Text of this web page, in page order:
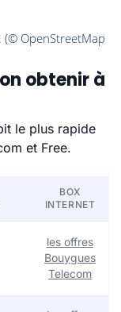
obtenir à
le plus rapide
et Free.
BOX
INTERNET
les offres
Bouygues
Telecom